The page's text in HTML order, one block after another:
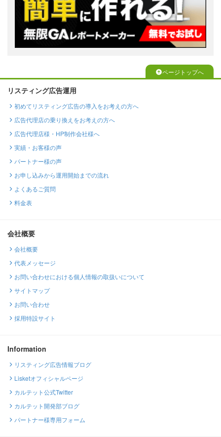
ページトップへ
リスティング広告運用
初めてリスティング広告の導入をお考えの方へ
広告代理店の乗り換えをお考えの方へ
広告代理店様・HP制作会社様へ
実績・お客様の声
パートナー様の声
お申し込みから運用開始までの流れ
よくあるご質問
料金表
会社概要
会社概要
代表メッセージ
お問い合わせにおける個人情報の取扱いについて
サイトマップ
お問い合わせ
採用特設サイト
Information
リスティング広告情報ブログ
Lisketオフィシャルページ
カルテット公式Twitter
カルテット開発部ブログ
パートナー様専用フォーム